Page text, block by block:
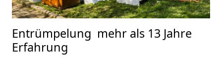
Entrümpelung mehr als 13 Jahre
Erfahrung